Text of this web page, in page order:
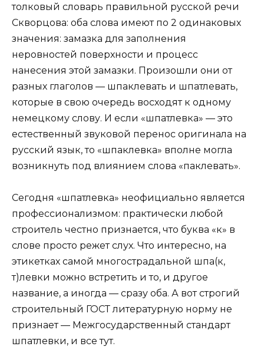
толковый словарь правильной русской речи
Скворцова: оба слова имеют по 2 одинаковых
значения: замазка для заполнения
неровностей поверхности и процесс
нанесения этой замазки. Произошли они от
разных глаголов — шпаклевать и шпатлевать,
которые в свою очередь восходят к одному
немецкому слову. И если «шпатлевка» — это
естественный звуковой перенос оригинала на
русский язык, то «шпаклевка» вполне могла
возникнуть под влиянием слова «паклевать».
Сегодня «шпатлевка» неофициально является
профессионализмом: практически любой
строитель честно признается, что буква «к» в
слове просто режет слух. Что интересно, на
этикетках самой многострадальной шпа(к,
т)левки можно встретить и то, и другое
название, а иногда — сразу оба. А вот строгий
строительный ГОСТ литературную норму не
признает — Межгосударственный стандарт
шпатлевки, и все тут.